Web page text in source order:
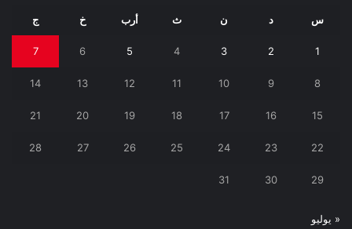
س د ن ث أرب خ ج
1
2
3
4
5
6
7
8
9
10
11
12
13
14
15
16
17
18
19
20
21
22
23
24
25
26
27
28
29
30
31
« يوليو